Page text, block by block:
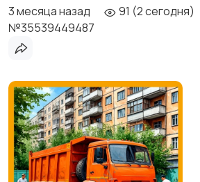
3 месяца назад
91 (2 сегодня)
№35539449487